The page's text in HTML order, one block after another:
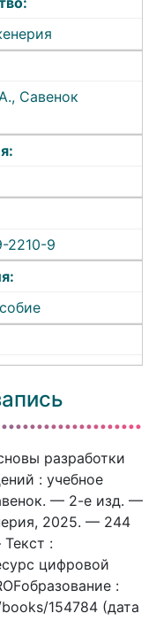
Савенок
2210-9
разработки
: учебное
— 2-е изд. —
2025. — 244
:
цифровой
:
154784 (дата